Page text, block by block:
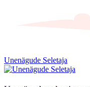
Unenägude Seletaja